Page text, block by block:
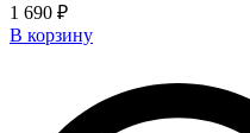
1 690 ₽
В корзину